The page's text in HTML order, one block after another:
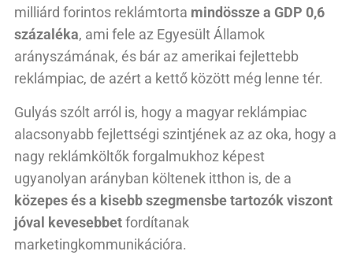
milliárd forintos reklámtorta mindössze a GDP 0,6
százaléka, ami fele az Egyesült Államok
arányszámának, és bár az amerikai fejlettebb
reklámpiac, de azért a kettő között még lenne tér.
Gulyás szólt arról is, hogy a magyar reklámpiac
alacsonyabb fejlettségi szintjének az az oka, hogy a
nagy reklámköltők forgalmukhoz képest
ugyanolyan arányban költenek itthon is, de a
közepes és a kisebb szegmensbe tartozók viszont
jóval kevesebbetfordítanak
marketingkommunikációra.